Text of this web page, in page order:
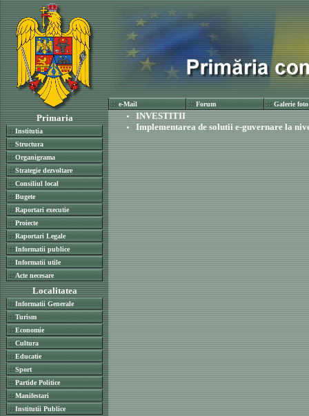
e-Mail Forum Galerie foto
Primaria
Institutia
Structura
Organigrama
Strategie dezvoltare
Consiliul local
Bugete
Raportari executie
Proiecte
Raportari Legale
Informatii publice
Informatii utile
Acte necesare
Localitatea
Informatii Generale
Turism
Economie
Cultura
Educatie
Sport
Partide Politice
Manifestari
Institutii Publice
INVESTITII
Implementarea de solutii e-guvernare la